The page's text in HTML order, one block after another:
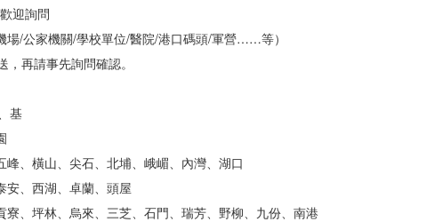
迎詢問
場/公家機關/學校單位/醫院/港口碼頭/軍營……等）
再請事先詢問確認。
基
、橫山、尖石、北埔、峨嵋、內灣、湖口
安、西湖、卓蘭、頭屋
、坪林、烏來、三芝、石門、瑞芳、野柳、九份、南港